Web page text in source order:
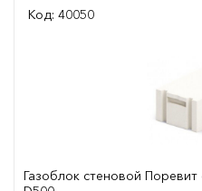
Код: 40050
Газоблок стеновой